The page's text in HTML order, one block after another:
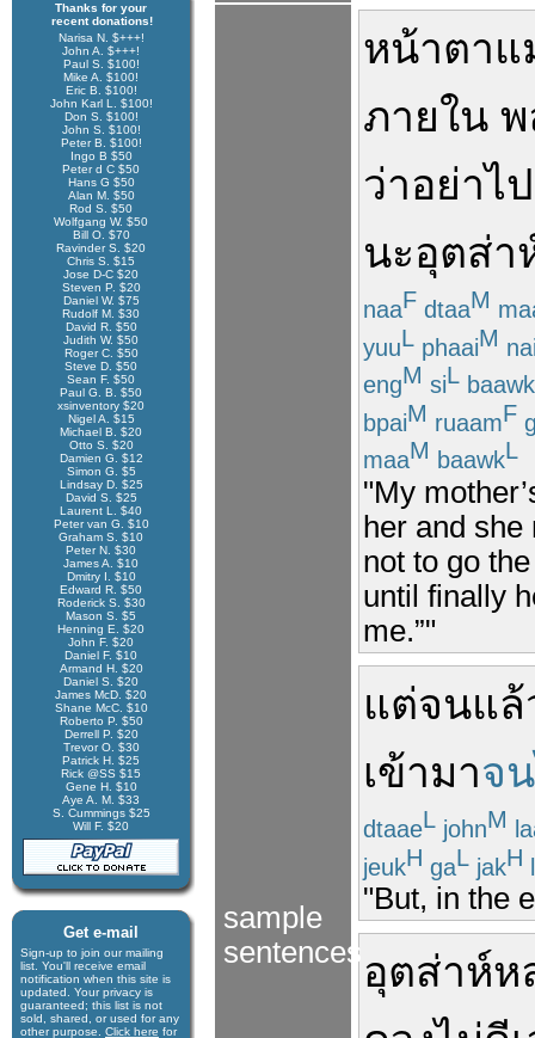
Thanks for your
recent donations!
Narisa N. $+++!
John A. $+++!
Paul S. $100!
Mike A. $100!
Eric B. $100!
John Karl L. $100!
Don S. $100!
John S. $100!
Peter B. $100!
Ingo B $50
Peter d C $50
Hans G $50
Alan M. $50
Rod S. $50
Wolfgang W. $50
Bill O. $70
Ravinder S. $20
Chris S. $15
Jose D-C $20
Steven P. $20
Daniel W. $75
Rudolf M. $30
David R. $50
Judith W. $50
Roger C. $50
Steve D. $50
Sean F. $50
Paul G. B. $50
xsinventory $20
Nigel A. $15
Michael B. $20
Otto S. $20
Damien G. $12
Simon G. $5
Lindsay D. $25
David S. $25
Laurent L. $40
Peter van G. $10
Graham S. $10
Peter N. $30
James A. $10
Dmitry I. $10
Edward R. $50
Roderick S. $30
Mason S. $5
Henning E. $20
John F. $20
Daniel F. $10
Armand H. $20
Daniel S. $20
James McD. $20
Shane McC. $10
Roberto P. $50
Derrell P. $20
Trevor O. $30
Patrick H. $25
Rick @SS $15
Gene H. $10
Aye A. M. $33
S. Cummings $25
Will F. $20
Get e-mail
Sign-up to join our mail­ing
list. You'll receive e­mail
notification when this site is
updated. Your privacy is
guaran­teed; this list is not
sold, shared, or used for any
other purpose. Click here for
sample
sentences
หน้าตาแ
ภายใน พ
ว่าอย่าไป
นะอุตส่า
naaF dtaaM
yuuL phaaiM
engM siL baawk
bpaiM ruaamF
maaM baawkL
"My
her and
not to go
until finally
me.”"
แต่จนแล้
เข้ามาจ
dtaaeL johnM
jeukH gaL jakH
"But, in the
อุตส่าห์ห